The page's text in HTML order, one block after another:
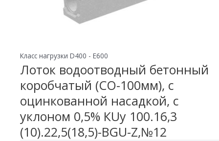
Класс нагрузки D400 - E600
Лоток водоотводный бетонный
коробчатый (СО-100мм), с
оцинкованной насадкой, с
уклоном 0,5% КUу 100.16,3
(10).22,5(18,5)-BGU-Z,№12